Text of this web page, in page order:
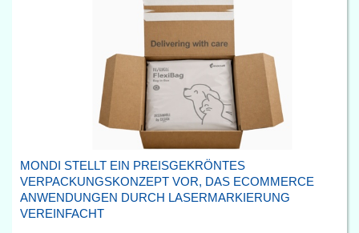
MONDI STELLT EIN PREISGEKRÖNTES
VERPACKUNGSKONZEPT VOR, DAS ECOMMERCE
ANWENDUNGEN DURCH LASERMARKIERUNG
VEREINFACHT